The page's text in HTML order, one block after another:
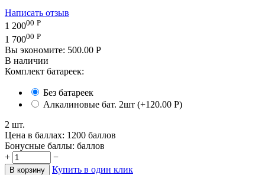
Написать отзыв
1 20000 Р
1 70000 Р
Вы экономите: 500.00 Р
В наличии
Комплект батареек:
Без батареек
Алкалиновые бат. 2шт (+120.00 Р)
2 шт.
Цена в баллах: 1200 баллов
Бонусные баллы: баллов
+
−
В корзину
Купить в один клик